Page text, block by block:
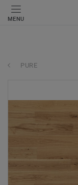
MENU
PURE